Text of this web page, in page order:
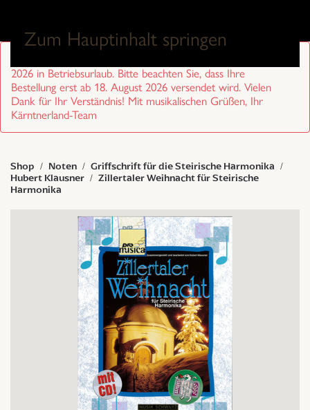
Zum Hauptinhalt springen
2026 in Betriebsurlaub. Bitte beachten Sie, dass Ihre
Bestellung erst ab 18. August 2026 versendet wird. Vielen
Dank für Ihr Verständnis! Mit musikalischen Grüßen, Ihr
Kärntnerland-Team
Shop Noten
Griffschrift für die Steirische Harmonika
Hubert Klausner
Zillertaler Weihnacht für Steirische
Harmonika